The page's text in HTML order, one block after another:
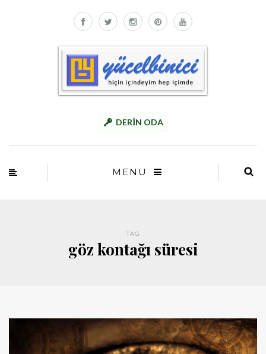
DERİN ODA
MENU
TAG
göz kontağı süresi